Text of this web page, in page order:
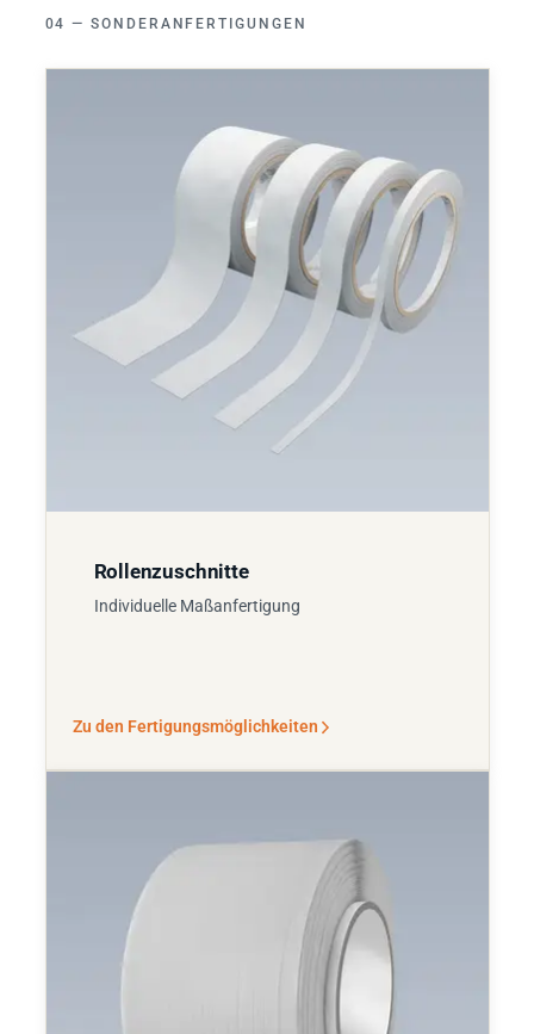
SONDERANFERTIGUNGEN
Rollenzuschnitte
Individuelle Maßanfertigung
Zu den Fertigungsmöglichkeiten